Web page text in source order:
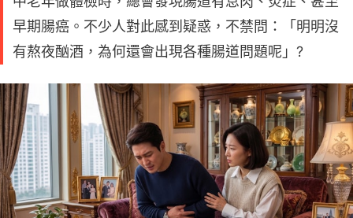
早期腸癌。不少人對此感到疑惑，不禁問：「明明沒
有熬夜酗酒，為何還會出現各種腸道問題呢」?